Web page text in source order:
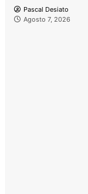
Pascal Desiato
Agosto 7, 2026